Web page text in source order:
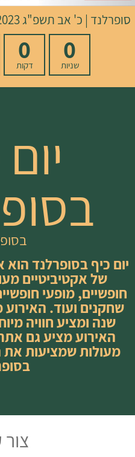
סופרלנד | כ' אב תשפ"ג
0
שניות
0
דקות
יום כיף בסופרלנד הוא
של אקטיביטיים
חופשיים, מופעי
שחקנים ועוד.
שנה ומציע חוויה
האירוע מציע גם
מעולות שמציעות את